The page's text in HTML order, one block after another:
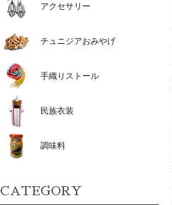
アクセサリー
チュニジアおみやげ
手織りストール
民族衣装
調味料
CATEGORY